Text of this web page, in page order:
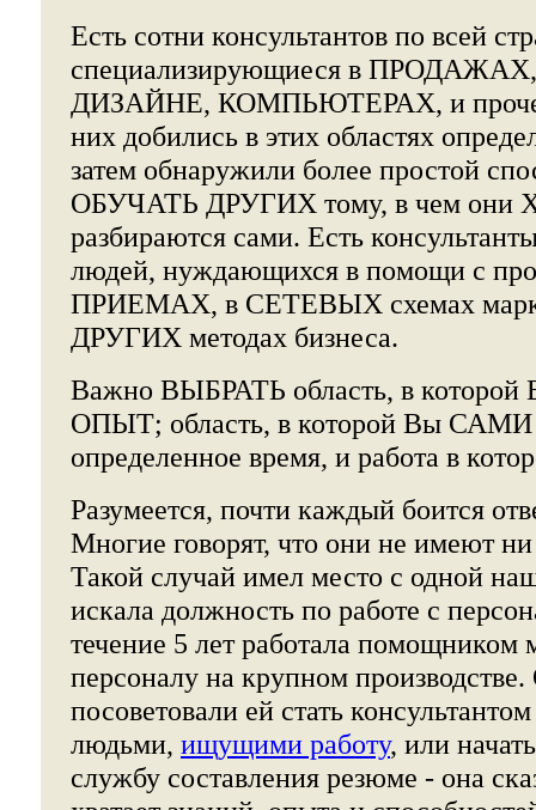
Есть сотни консультантов по всей
специализирующиеся в
ДИЗАЙНЕ, КОМПЬЮТЕРАХ, и
них добились в этих областях
затем обнаружили более простой
ОБУЧАТЬ ДРУГИХ тому, в чем
разбираются сами. Есть
людей, нуждающихся в помощи с
ПРИЕМАХ, в СЕТЕВЫХ схемах
ДРУГИХ методах бизнеса.
Важно ВЫБРАТЬ область, в которой
ОПЫТ; область, в которой Вы САМИ
определенное время, и работа в
Разумеется, почти каждый боится
Многие говорят, что они не имеют
Такой случай имел место с одной
искала должность по работе с
течение 5 лет работала помощником
персоналу на крупном
посоветовали ей стать
людьми, ищущими работу, или
службу составления резюме - она